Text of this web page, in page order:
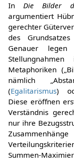
InDie Bilder
argumentiert
gerechter
des
Genauer
Metaphoriken
nämlich
(Egalitarismus)
Diese eröffnen
Verständnis
nur ihre
Summen-